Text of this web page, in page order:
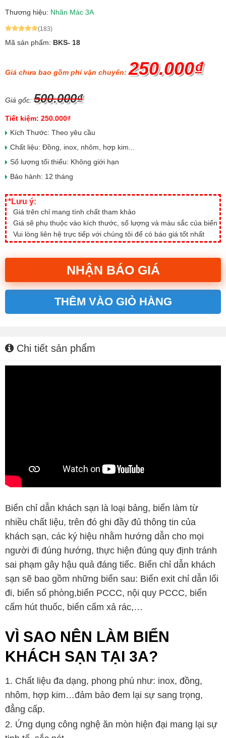
Thương hiệu: Nhãn Mác 3A
(183)
Mã sản phẩm: BKS- 18
Giá chưa bao gồm phí vận chuyển:250.000₫
Giá gốc: 500.000₫
Tiết kiệm: 250.000₫
Kích Thước: Theo yêu cầu
Chất liệu: Đồng, inox, nhôm, hợp kim...
Số lượng tối thiểu: Không giới hạn
Bảo hành: 12 tháng
*Lưu ý:
Giá trên chỉ mang tính chất tham khảo
Giá sẽ phụ thuộc vào kích thước, số lượng và màu sắc của biển
Vui lòng liên hệ trực tiếp với chúng tôi để có báo giá tốt nhất
NHẬN BÁO GIÁ
THÊM VÀO GIỎ HÀNG
Chi tiết sản phẩm
Biển chỉ dẫn khách sạn là loại bảng, biển làm từ
nhiều chất liệu, trên đó ghi đầy đủ thông tin của
khách sạn, các ký hiệu nhằm hướng dẫn cho mọi
người đi đúng hướng, thực hiện đúng quy định tránh
sai phạm gây hậu quả đáng tiếc. Biển chỉ dẫn khách
sạn sẽ bao gồm những biển sau: Biển exit chỉ dẫn lối
đi, biển số phòng,biển PCCC, nội quy PCCC, biển
cấm hút thuốc, biển cấm xả rác,…
VÌ SAO NÊN LÀM BIỂN
KHÁCH SẠN TẠI 3A?
Chất liệu đa dạng, phong phú như: inox, đồng,
nhôm, hợp kim…đảm bảo đem lại sự sang trọng,
đẳng cấp.
Ứng dụng công nghệ ăn mòn hiện đại mang lại sự